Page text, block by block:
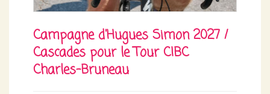
Campagne d'Hugues Simon 2027 /
Cascades pour le Tour CIBC
Charles-Bruneau